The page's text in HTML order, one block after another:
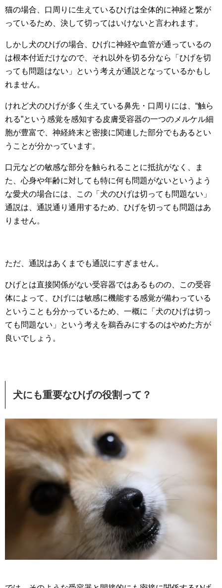
猫の場合、口周りに生えているひげは全体的に神経と繋が
っているため、決して切ってはいけないと言われます。
しかし犬のひげの場合、ひげに神経や血管が通っているの
は根本付近だけなので、それ以外を切る分なら「ひげを切
っても問題はない」という考えが通説となっているかもし
れません。
けれど犬のひげが多く生えている鼻先・口周りには、“触ら
れる”という感覚を感知する皮膚受容器の一つのメルケル細
胞が豊富で、神経終末と密接に関連した部分でもあるとい
うことが分かっています。
口元などの敏感な部分を触られることに抵抗がなく、ま
た、心身や年齢に対しても特に何も問題がないというよう
な愛犬の場合には、この「犬のひげは切っても問題ない」
通説は、通説通り通用するため、ひげを切っても問題はあ
りません。
ただ、通説はあくまでも通説にすぎません。
ひげとは直接関係がない受容器ではあるものの、この受容
体によって、ひげには敏感に機能する感覚が備わっている
ということも分かっているため、一概に「犬のひげは切っ
ても問題ない」という考えを鵜呑みにするのはやめた方が
良いでしょう。
犬にも重要なひげの役割って？